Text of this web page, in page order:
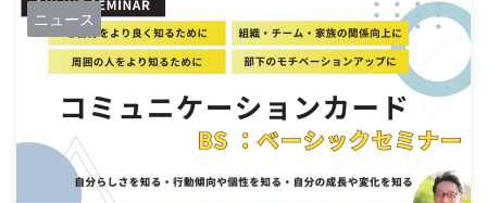
などは、「コミュニケーションカード」ページでご確認くださ
い。 受付を終了しました ベーシックセミナー開催概要 ３つの基
本ワークを基に、自分をより深く理解するとと ...
ニュース